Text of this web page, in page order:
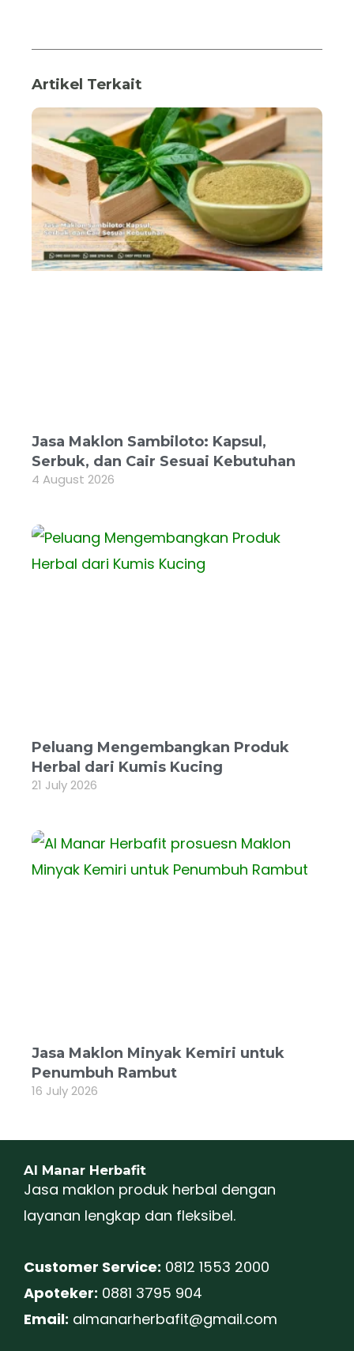
Artikel Terkait
Jasa Maklon Sambiloto: Kapsul,
Serbuk, dan Cair Sesuai Kebutuhan
4 August 2026
Peluang Mengembangkan Produk
Herbal dari Kumis Kucing
21 July 2026
Jasa Maklon Minyak Kemiri untuk
Penumbuh Rambut
16 July 2026
Al Manar Herbafit
Jasa maklon produk herbal dengan
layanan lengkap dan fleksibel.
Customer Service: 0812 1553 2000
Apoteker: 0881 3795 904
Email: almanarherbafit@gmail.com